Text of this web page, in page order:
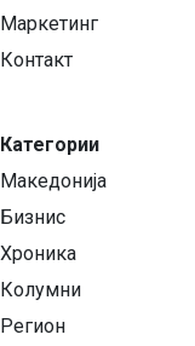
Маркетинг
Контакт
Категории
Македонија
Бизнис
Хроника
Колумни
Регион